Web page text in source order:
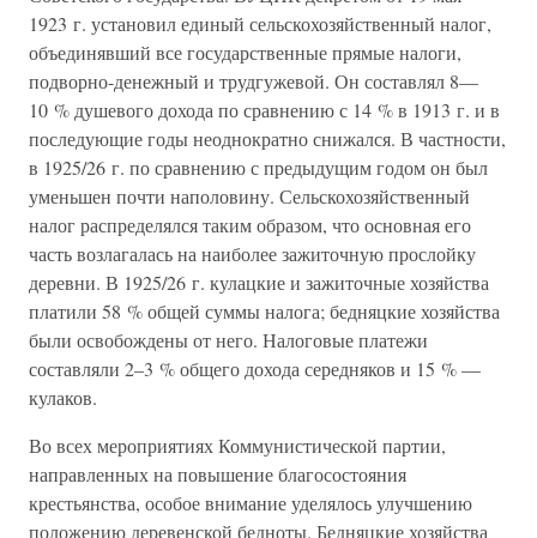
1923 г. установил единый сельскохозяйственный налог,
объединявший все государственные прямые налоги,
подворно-денежный и трудгужевой. Он составлял 8—
10 % душевого дохода по сравнению с 14 % в 1913 г. и в
последующие годы неоднократно снижался. В частности,
в 1925/26 г. по сравнению с предыдущим годом он был
уменьшен почти наполовину. Сельскохозяйственный
налог распределялся таким образом, что основная его
часть возлагалась на наиболее зажиточную прослойку
деревни. В 1925/26 г. кулацкие и зажиточные хозяйства
платили 58 % общей суммы налога; бедняцкие хозяйства
были освобождены от него. Налоговые платежи
составляли 2–3 % общего дохода середняков и 15 % —
кулаков.
Во всех мероприятиях Коммунистической партии,
направленных на повышение благосостояния
крестьянства, особое внимание уделялось улучшению
положению деревенской бедноты. Бедняцкие хозяйства